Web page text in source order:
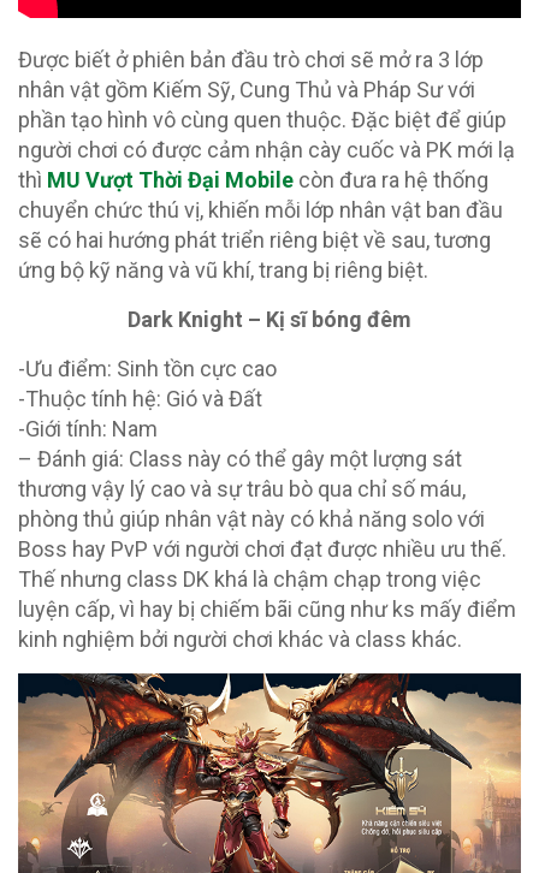
Được biết ở phiên bản đầu trò chơi sẽ mở ra 3 lớp
nhân vật gồm Kiếm Sỹ, Cung Thủ và Pháp Sư với
phần tạo hình vô cùng quen thuộc. Đặc biệt để giúp
người chơi có được cảm nhận cày cuốc và PK mới lạ
thì MU Vượt Thời Đại Mobile còn đưa ra hệ thống
chuyển chức thú vị, khiến mỗi lớp nhân vật ban đầu
sẽ có hai hướng phát triển riêng biệt về sau, tương
ứng bộ kỹ năng và vũ khí, trang bị riêng biệt.
Dark Knight – Kị sĩ bóng đêm
-Ưu điểm: Sinh tồn cực cao
-Thuộc tính hệ: Gió và Đất
-Giới tính: Nam
– Đánh giá: Class này có thể gây một lượng sát
thương vậy lý cao và sự trâu bò qua chỉ số máu,
phòng thủ giúp nhân vật này có khả năng solo với
Boss hay PvP với người chơi đạt được nhiều ưu thế.
Thế nhưng class DK khá là chậm chạp trong việc
luyện cấp, vì hay bị chiếm bãi cũng như ks mấy điểm
kinh nghiệm bởi người chơi khác và class khác.